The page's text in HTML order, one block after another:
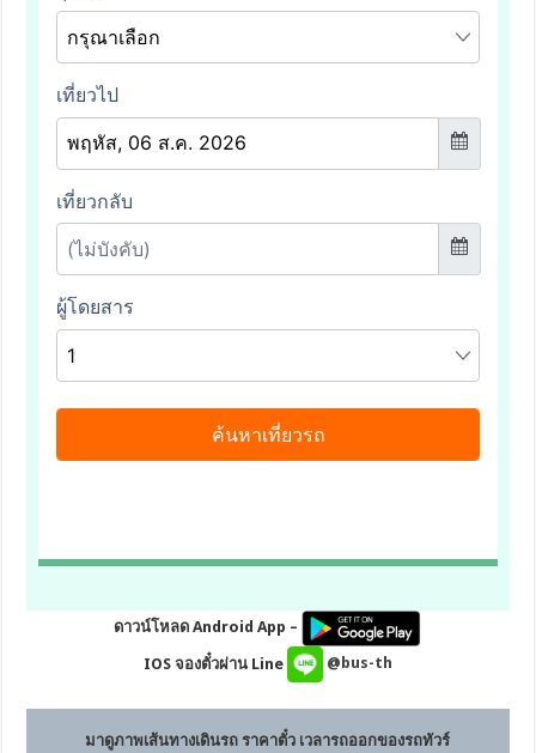
ดาวน์โหลด Android App –
IOS จองตั๋วผ่าน Line
@bus-th
มาดูภาพเส้นทางเดินรถ ราคาตั๋ว เวลารถออกของรถทัวร์